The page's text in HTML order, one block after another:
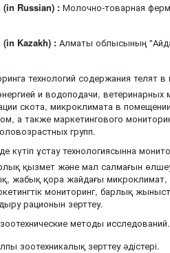
Russian) : Молочно-товарная
Kazakh) : Алматы облысының
технологий содержания телят
и водоподачи, ветеринарных
скота, микроклимата в
а также маркетингового
групп.
күтіп ұстау технологиясынна
қызмет және мал салмағын
жабық қора жайдағы
мониторинг, барлық
рационын зерттеу.
методы исследований.
зоотехникалық зерттеу әдістері.